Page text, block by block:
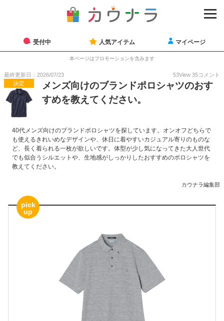
受付中 人気アイテム マイページ
本ページはプロモーションを含みます
最終更新日：2026/07/23 53View 35コメント
決定
メンズ向けのブランドポロシャツのおす
すめを教えてください。
40代メンズ向けのブランドポロシャツを探しています。オンオフどちらで
も使えるきれいめなデザインや、休日に着やすいカジュアル寄りのものな
ど、長く着られる一枚が欲しいです。体型が少し気になってきた大人世代
でも似合うシルエットや、生地感がしっかりしたおすすめのポロシャツを
教えてください。
カウナラ編集部
pick
up